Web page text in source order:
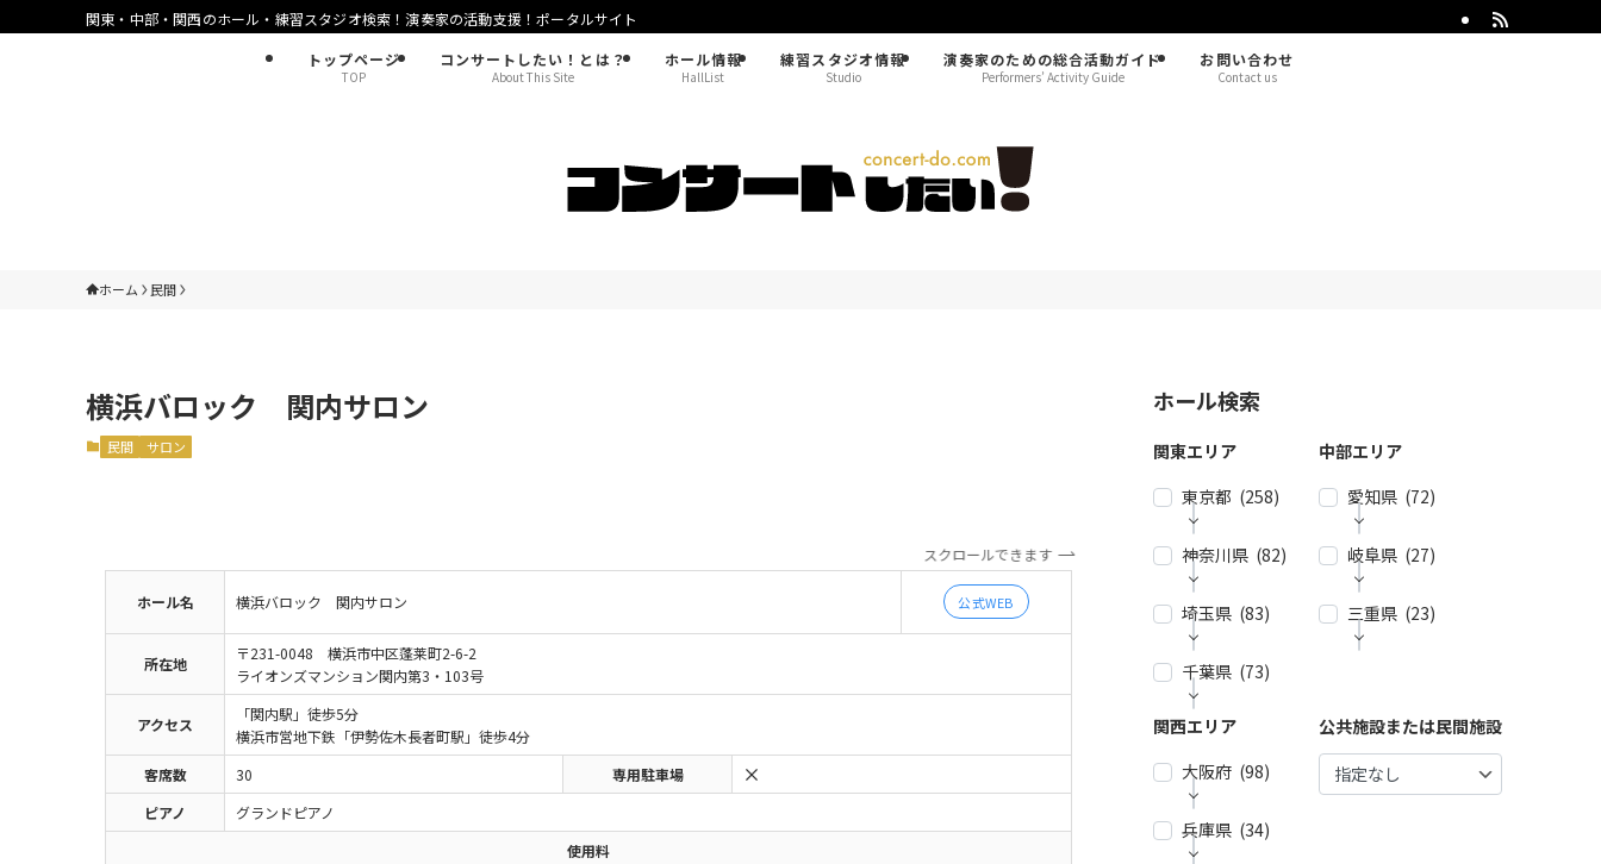
関東・中部・関西のホール・練習スタジオ検索！演奏家の活動支援！ポータルサイト
トップページ
TOP
コンサートしたい！とは？
About This Site
ホール情報
HallList
練習スタジオ情報
Studio
演奏家のための総合活動ガイド
Performers’ Activity Guide
お問い合わせ
Contact us
ホーム 民間
横浜バロック 関内サロン
民間 サロン
スクロールできます
ホール名 横浜バロック 関内サロン 公式WEB
所在地
〒231-0048 横浜市中区蓬莱町2-6-2
ライオンズマンション関内第3・103号
アクセス
「関内駅」徒歩5分
横浜市営地下鉄「伊勢佐木長者町駅」徒歩4分
客席数
30
専用駐車場
ピアノ
グランドピアノ
使用料
ホール検索
関東エリア
東京都 (258)
| … 新宿
谷区 (3
9)
| … 千代
田区・
区・港
区・大
田区 (1
神奈川県 (82)
| … 横浜
| … 川崎
| … 鎌倉
子・横
市・藤
埼玉県 (83)
| … 春日
富士見
じみ野
| … 狭山
千葉県 (73)
| … 千葉
橋市・
市 (21)
中部エリア
愛知県 (72)
| … 名古
7)
宮市 (6)
| … 稲沢
市/・尾
岐阜県 (27)
| … 岐阜
| … 各務
関市・
羽島
三重県 (23)
日市
| … 鈴鹿
市・松
関西エリア
大阪府 (98)
| … 大阪
兵庫県 (34)
公共施設または民間施設